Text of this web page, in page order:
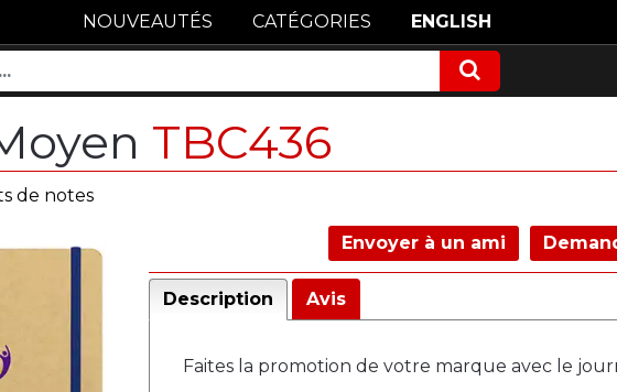
NOUVEAUTÉS CATÉGORIES ENGLISH
TBC436
de notes
Envoyer à un ami
Description Avis
Faites la promotion de votre marque avec le